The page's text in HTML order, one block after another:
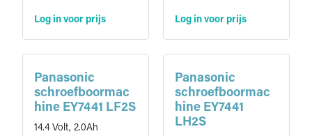
Log in voor prijs Log in voor prijs
Panasonic
schroefboormac
hine EY7441 LF2S
14.4 Volt, 2.0Ah
Panasonic
schroefboormac
hine EY7441
LH2S